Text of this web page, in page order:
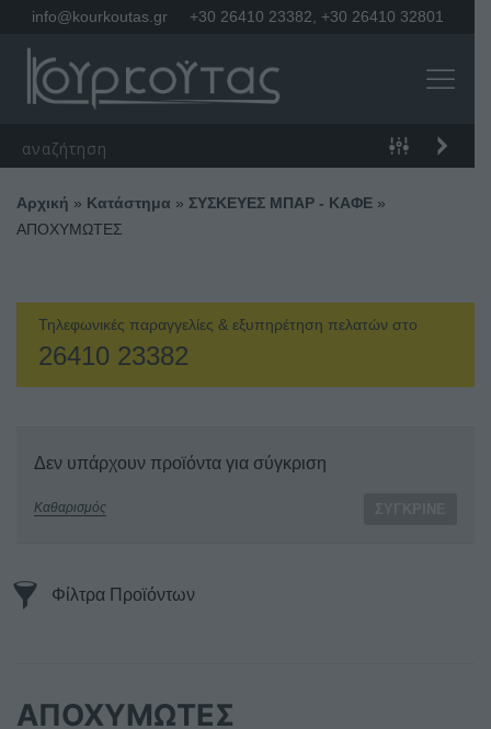
info@kourkoutas.gr +30 26410 23382 +30 26410 32801
Αρχική » Κατάστημα » ΣΥΣΚΕΥΕΣ ΜΠΑΡ - ΚΑΦΕ »
ΑΠΟΧΥΜΩΤΕΣ
Τηλεφωνικές παραγγελίες & εξυπηρέτηση πελατών στο
26410 23382
Δεν υπάρχουν προϊόντα για σύγκριση
Καθαρισμός
Φίλτρα Προϊόντων
ΑΠΟΧΥΜΩΤΕΣ